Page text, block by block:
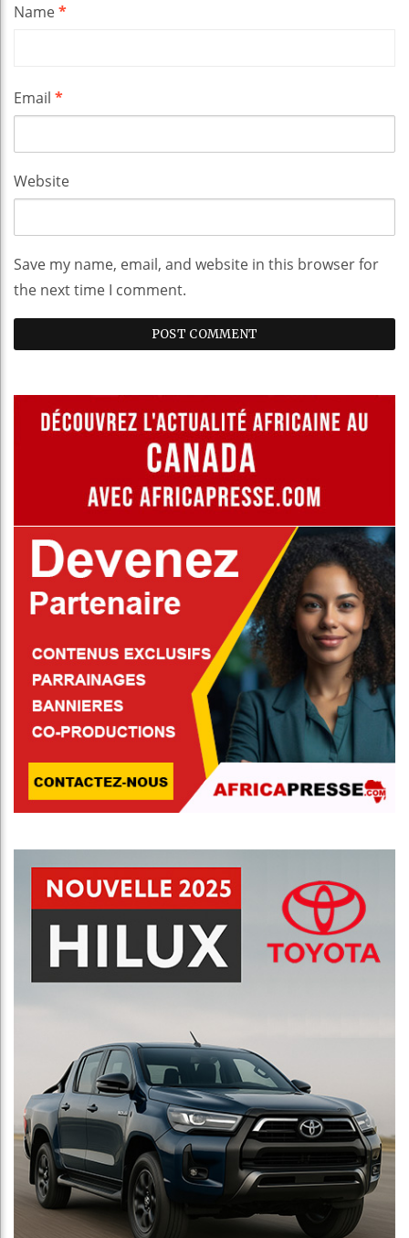
Name*
Email *
Website
Save my name, email, and website in this browser for
the next time I comment.